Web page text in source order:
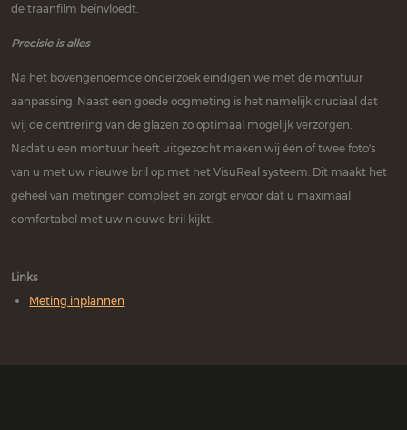
de traanfilm beïnvloedt.
Precisie is alles
Na het bovengenoemde onderzoek eindigen we met de montuur
aanpassing. Naast een goede oogmeting is het namelijk cruciaal dat
wij de centrering van de glazen zo optimaal mogelijk verzorgen.
Nadat u een montuur heeft uitgezocht maken wij één of twee foto's
van u met uw nieuwe bril op met het VisuReal systeem. Dit maakt het
geheel van metingen compleet en zorgt ervoor dat u maximaal
comfortabel met uw nieuwe bril kijkt.
Links
Meting inplannen